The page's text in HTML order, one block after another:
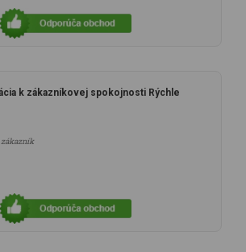
k zákazníkovej spokojnosti Rýchle
zákazník